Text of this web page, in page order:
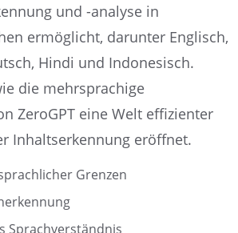
und -analyse in
ermöglicht, darunter Englisch,
Hindi und Indonesisch.
die mehrsprachige
ZeroGPT eine Welt effizienter
Inhaltserkennung eröffnet.
Grenzen
Sprachverständnis